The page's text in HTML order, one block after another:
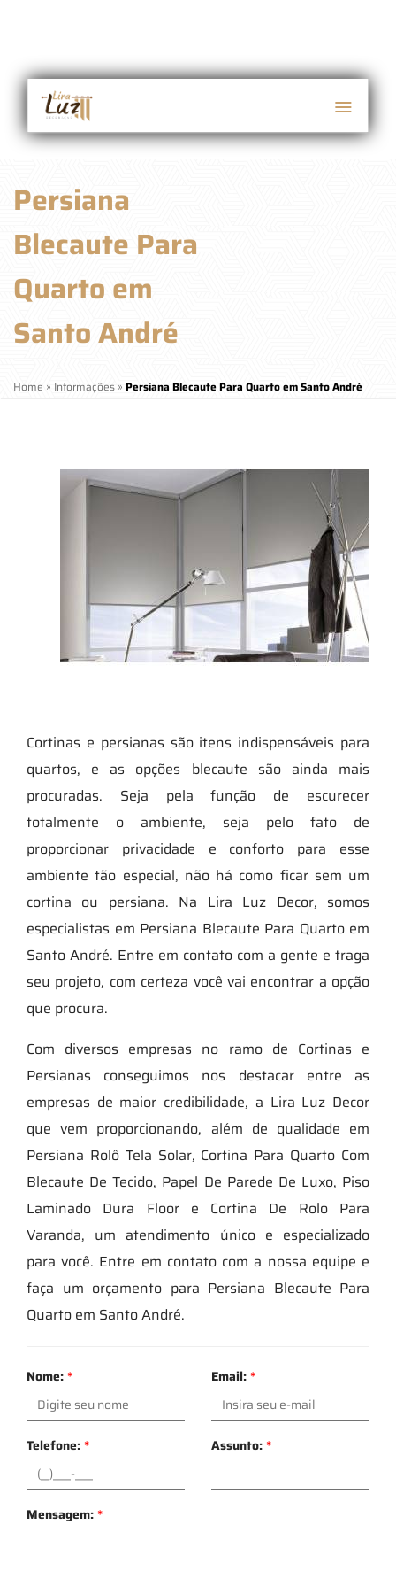
Persiana
Blecaute Para
Quarto em
Santo André
Home » Informações » Persiana Blecaute Para Quarto em Santo André
Cortinas e persianas são itens indispensáveis para
quartos, e as opções blecaute são ainda mais
procuradas. Seja pela função de escurecer
totalmente o ambiente, seja pelo fato de
proporcionar privacidade e conforto para esse
ambiente tão especial, não há como ficar sem um
cortina ou persiana. Na Lira Luz Decor, somos
especialistas em Persiana Blecaute Para Quarto em
Santo André. Entre em contato com a gente e traga
seu projeto, com certeza você vai encontrar a opção
que procura.
Com diversos empresas no ramo de Cortinas e
Persianas conseguimos nos destacar entre as
empresas de maior credibilidade, a Lira Luz Decor
que vem proporcionando, além de qualidade em
Persiana Rolô Tela Solar, Cortina Para Quarto Com
Blecaute De Tecido, Papel De Parede De Luxo, Piso
Laminado Dura Floor e Cortina De Rolo Para
Varanda, um atendimento único e especializado
para você. Entre em contato com a nossa equipe e
faça um orçamento para Persiana Blecaute Para
Quarto em Santo André.
Nome:* Email:*
Telefone:* Assunto:*
Mensagem:*